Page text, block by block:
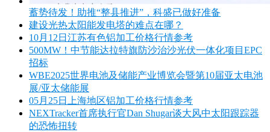
蓄势待发！助推“整县推进”，科盛已做好准备
建设光热太阳能发电塔的难点在哪？
10月12日江苏有色铝加工价格行情参考
500MW！中节能达拉特旗防沙治沙光伏一体化项目EPC
招标
WBE2025世界电池及储能产业博览会暨第10届亚太电池
展/亚太储能展
05月25日上海地区铝加工价格行情参考
NEXTracker首席执行官Dan Shugar谈大风中太阳跟踪器
的恐怖扭转